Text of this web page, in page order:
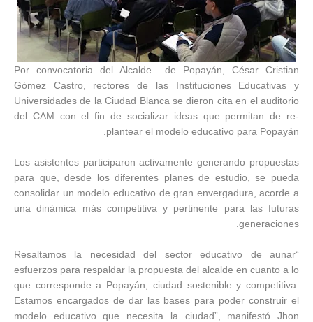
Por convocatoria del Alcalde de Popayán, César Cristian
Gómez Castro, rectores de las Instituciones Educativas y
Universidades de la Ciudad Blanca se dieron cita en el auditorio
del CAM con el fin de socializar ideas que permitan de re-
plantear el modelo educativo para Popayán.
Los asistentes participaron activamente generando propuestas
para que, desde los diferentes planes de estudio, se pueda
consolidar un modelo educativo de gran envergadura, acorde a
una dinámica más competitiva y pertinente para las futuras
generaciones.
“Resaltamos la necesidad del sector educativo de aunar
esfuerzos para respaldar la propuesta del alcalde en cuanto a lo
que corresponde a Popayán, ciudad sostenible y competitiva.
Estamos encargados de dar las bases para poder construir el
modelo educativo que necesita la ciudad”, manifestó Jhon